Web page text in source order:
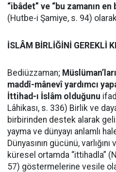
“ibâdet” ve “bu zamanın
(Hutbe-i Şamiye, s. 94)
İSLÂM BİRLİĞİNİ GEREKLİ
Bediüzzaman;
maddî-mânevî yardımcı
İttihad-ı İslâm olduğunu
Lâhikası, s. 336) Birlik ve
birbirinden destek alarak
yayma ve dünyayı anlamlı
Dünyasının gücünü,
küresel ortamda “ittihadla”
57) göstermelerine vesile